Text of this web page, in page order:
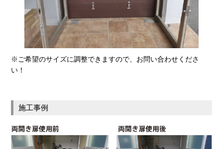
※ご希望のサイズに調整できますので、お問い合わせくださ
い！
施工事例